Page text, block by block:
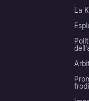
La
frodi